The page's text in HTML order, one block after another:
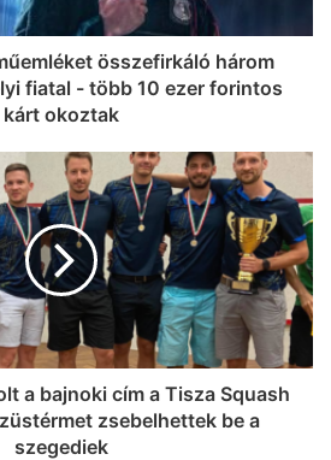
összefirkáló három
fiatal - több 10 ezer forintos
kárt okoztak
a bajnoki cím a Tisza Squash
zsebelhettek be a
szegediek